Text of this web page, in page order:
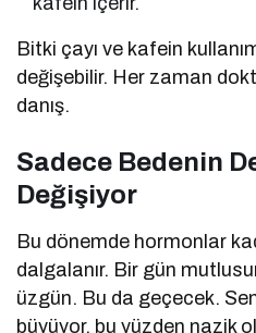
Bitki çayı ve kafein
değişebilir. Her zaman
danış.
Sadece Bedenin
Değişiyor
Bu dönemde hormonlar
dalgalanır. Bir gün
üzgün. Bu da geçecek.
büyüyor, bu yüzden nazik